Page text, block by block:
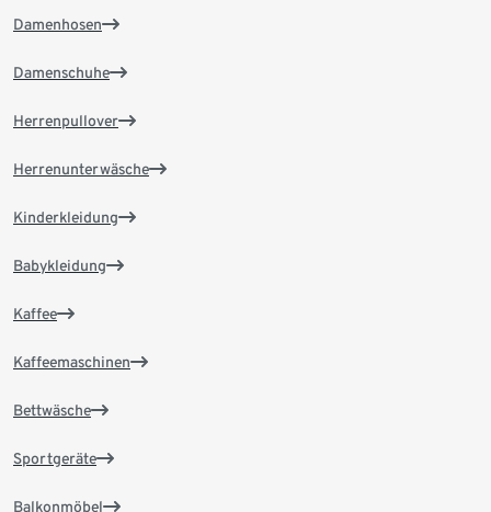
Damenhosen
Damenschuhe
Herrenpullover
Herrenunterwäsche
Kinderkleidung
Babykleidung
Kaffee
Kaffeemaschinen
Bettwäsche
Sportgeräte
Balkonmöbel